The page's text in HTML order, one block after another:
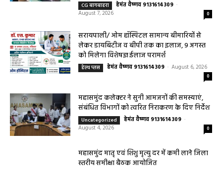
CG बागबाहरा हेमंत वैष्णव 9131614309 -
August 7, 2026
0
सरायपाली/ ओम हॉस्पिटल सामान्य बीमारियों से
लेकर डायबिटीज व बीपी तक का इलाज, 9 अगस्त
को मिलेगा विशेषज्ञ ईलाज परामर्श
हेल्थ प्लस हेमंत वैष्णव 9131614309 - August 6, 2026
0
महासमुंद कलेक्टर ने सुनी आमजनों की समस्याएं,
संबंधित विभागों को त्वरित निराकरण के दिए निर्देश
Uncategorized हेमंत वैष्णव 9131614309 -
August 4, 2026
0
महासमुंद मातृ एवं शिशु मृत्यु दर में कमी लाने जिला
स्तरीय समीक्षा बैठक आयोजित